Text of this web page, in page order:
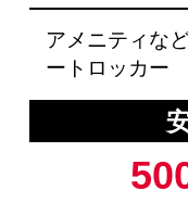
アメニティな
ートロッカー